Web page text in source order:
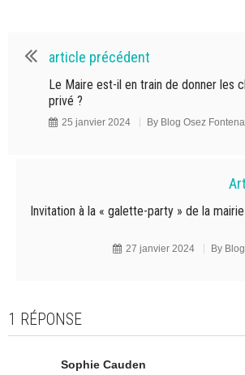
article précédent
Le Maire est-il en train de donner les
privé ?
25 janvier 2024 By Blog Osez
Invitation à la « galette-party » de la
27 janvier 2024 By
1 RÉPONSE
Sophie Cauden